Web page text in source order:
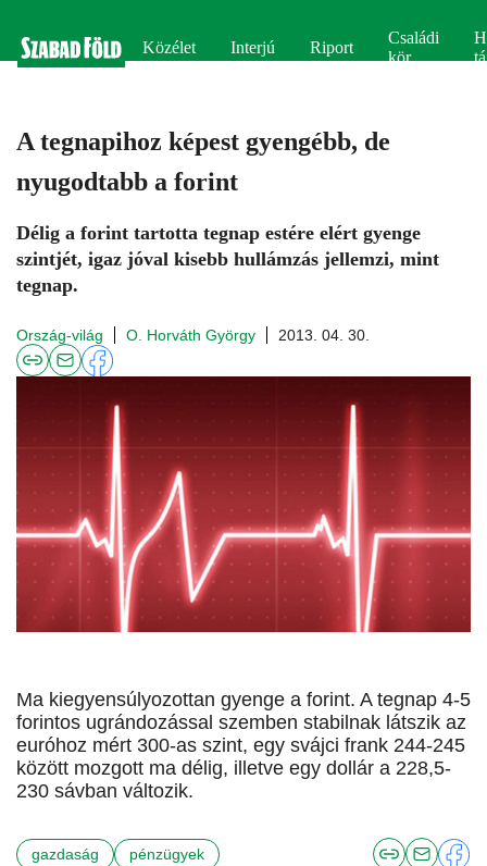
Közélet Interjú Riport
Családi
kör
A tegnapihoz képest gyengébb, de
nyugodtabb a forint
Délig a forint tartotta tegnap estére elért gyenge
szintjét, igaz jóval kisebb hullámzás jellemzi, mint
tegnap.
Ország-világ O. Horváth György 2013. 04. 30.
Ma kiegyensúlyozottan gyenge a forint. A tegnap 4-5
forintos ugrándozással szemben stabilnak látszik az
euróhoz mért 300-as szint, egy svájci frank 244-245
között mozgott ma délig, illetve egy dollár a 228,5-
230 sávban változik.
gazdaság pénzügyek